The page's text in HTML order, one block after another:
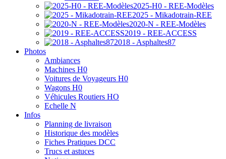
2025-H0 - REE-Modèles
2025 - Mikadotrain-REE
2020-N - REE-Modèles
2019 - REE-ACCESS
2018 - Asphaltes87
Photos
Ambiances
Machines H0
Voitures de Voyageurs H0
Wagons H0
Véhicules Routiers HO
Echelle N
Infos
Planning de livraison
Historique des modèles
Fiches Pratiques DCC
Trucs et astuces